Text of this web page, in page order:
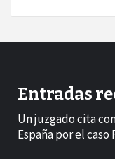
Entradas
Un juzgado cita
España por el